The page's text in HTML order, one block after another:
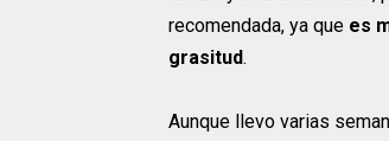
recomendada, ya que es
grasitud.
Aunque llevo varias